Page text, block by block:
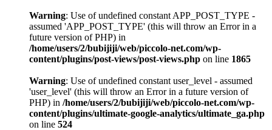
Warning: Use of undefined constant APP_POST_TYPE -
assumed 'APP_POST_TYPE' (this will throw an Error in a
future version of PHP) in
/home/users/2/bubijiji/web/piccolo-net.com/wp-
content/plugins/post-views/post-views.php on line 1865
Warning: Use of undefined constant user_level - assumed
'user_level' (this will throw an Error in a future version of
PHP) in /home/users/2/bubijiji/web/piccolo-net.com/wp-
content/plugins/ultimate-google-analytics/ultimate_ga.php
on line 524